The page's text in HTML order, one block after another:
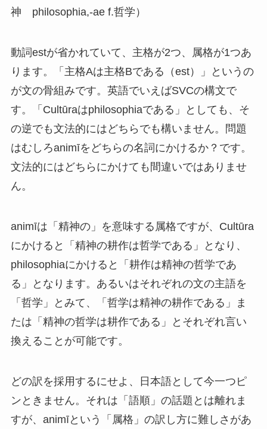
神 philosophia,-ae f.哲学）
動詞estが省かれていて、主格が2つ、属格が1つあ
ります。「主格Aは主格Bである（est）」というの
が文の骨組みです。英語でいえばSVCの構文で
す。「Cultūraはphilosophiaである」としても、そ
の逆でも文法的にはどちらでも構いません。問題
はむしろanimīをどちらの名詞にかけるか？です。
文法的にはどちらにかけても間違いではありませ
ん。
animīは「精神の」を意味する属格ですが、Cultūra
にかけると「精神の耕作は哲学である」となり、
philosophiaにかけると「耕作は精神の哲学であ
る」となります。あるいはそれぞれの文の主語を
「哲学」とみて、「哲学は精神の耕作である」ま
たは「精神の哲学は耕作である」とそれぞれ言い
換えることが可能です。
どの訳を採用するにせよ、日本語として今一つピ
ンときません。それは「語順」の話題とは離れま
すが、animīという「属格」の訳し方に難しさがあ